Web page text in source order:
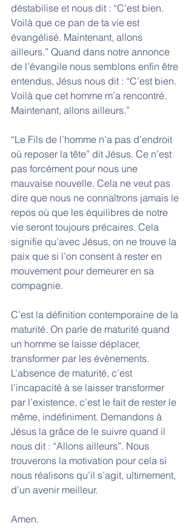
déstabilise et nous dit : “C’est bien.
Voilà que ce pan de ta vie est
évangélisé. Maintenant, allons
ailleurs.” Quand dans notre annonce
de l’évangile nous semblons enfin être
entendus, Jésus nous dit : “C’est bien.
Voilà que cet homme m’a rencontré.
Maintenant, allons ailleurs.”
“Le Fils de l’homme n’a pas d’endroit
où reposer la tête” dit Jésus. Ce n’est
pas forcément pour nous une
mauvaise nouvelle. Cela ne veut pas
dire que nous ne connaîtrons jamais le
repos où que les équilibres de notre
vie seront toujours précaires. Cela
signifie qu’avec Jésus, on ne trouve la
paix que si l’on consent à rester en
mouvement pour demeurer en sa
compagnie.
C’est la définition contemporaine de la
maturité. On parle de maturité quand
un homme se laisse déplacer,
transformer par les évènements.
L’absence de maturité, c’est
l’incapacité à se laisser transformer
par l’existence, c’est le fait de rester le
même, indéfiniment. Demandons à
Jésus la grâce de le suivre quand il
nous dit : “Allons ailleurs”. Nous
trouverons la motivation pour cela si
nous réalisons qu’il s’agit, ultimement,
d’un avenir meilleur.
Amen.